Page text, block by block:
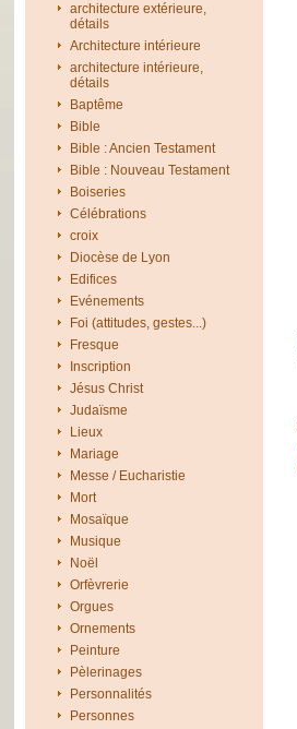
architecture extérieure,
détails
Architecture intérieure
architecture intérieure,
détails
Baptême
Bible
Bible : Ancien Testament
Bible : Nouveau Testament
Boiseries
Célébrations
croix
Diocèse de Lyon
Edifices
Evénements
Foi (attitudes, gestes...)
Fresque
Inscription
Jésus Christ
Judaïsme
Lieux
Mariage
Messe / Eucharistie
Mort
Mosaïque
Musique
Noël
Orfèvrerie
Orgues
Ornements
Peinture
Pèlerinages
Personnalités
Personnes